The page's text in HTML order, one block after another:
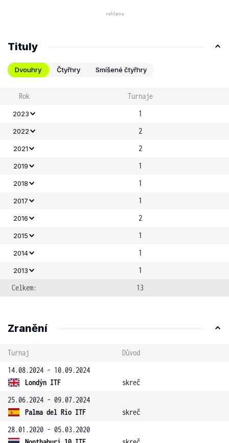
Tituly
Dvouhry Čtyřhry Smíšené čtyřhry
Rok Turnaje
2023 1
2022 2
2021 2
2019 1
2018 1
2017 1
2016 2
2015 1
2014 1
2013
1
Celkem:
13
Zranění
Turnaj
Důvod
14.08.2024 - 10.09.2024
Londýn ITF
skreč
25.06.2024 - 09.07.2024
Palma del Rio ITF
skreč
28.01.2020 - 05.03.2020